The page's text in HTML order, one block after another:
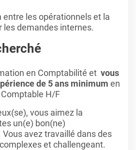
entre les opérationnels et la
demandes internes.
en Comptabilité et vous
de 5 ans minimum en
Comptable H/F
vous aimez la
un(e) bon(ne)
avez travaillé dans des
et challengeant.